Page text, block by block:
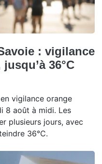
: vigilance
36°C
vigilance orange
8 août à midi. Les
plusieurs jours, avec
36°C.